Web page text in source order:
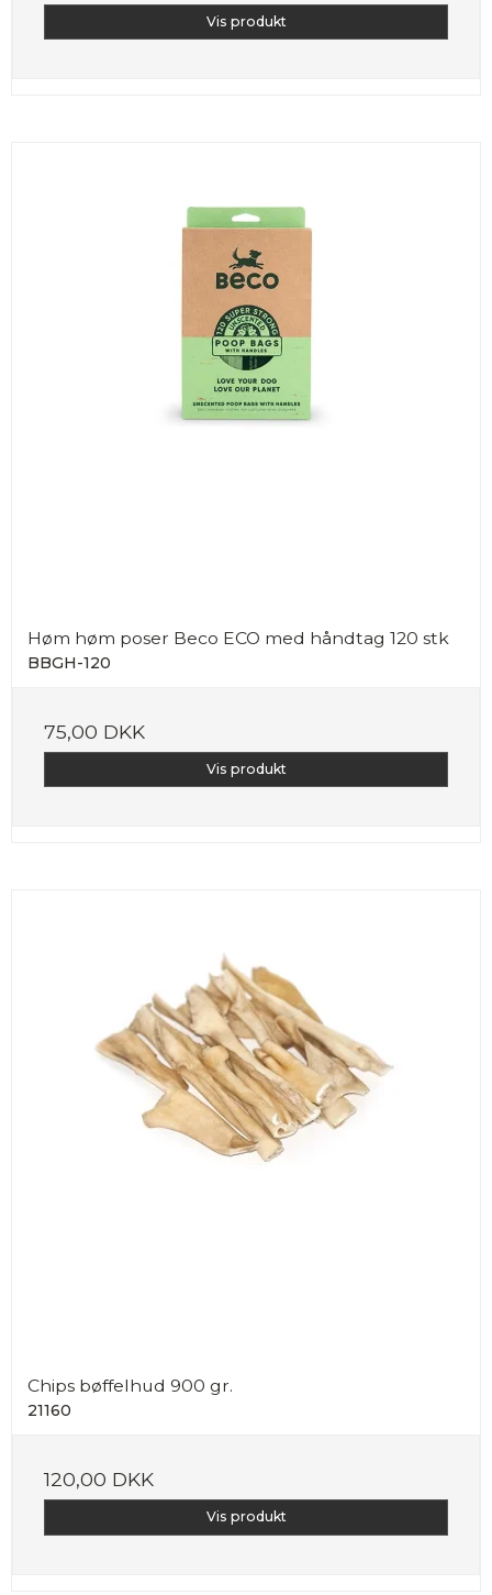
Vis produkt
Høm høm poser Beco ECO med håndtag 120 stk
BBGH-120
75,00 DKK
Vis produkt
Chips bøffelhud 900 gr.
21160
120,00 DKK
Vis produkt